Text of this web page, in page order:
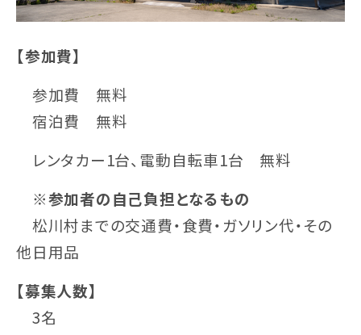
【参加費】
参加費 無料
宿泊費 無料
レンタカー1台、電動自転車1台 無料
※参加者の自己負担となるもの
松川村までの交通費・食費・ガソリン代・その
他日用品
【募集人数】
3名